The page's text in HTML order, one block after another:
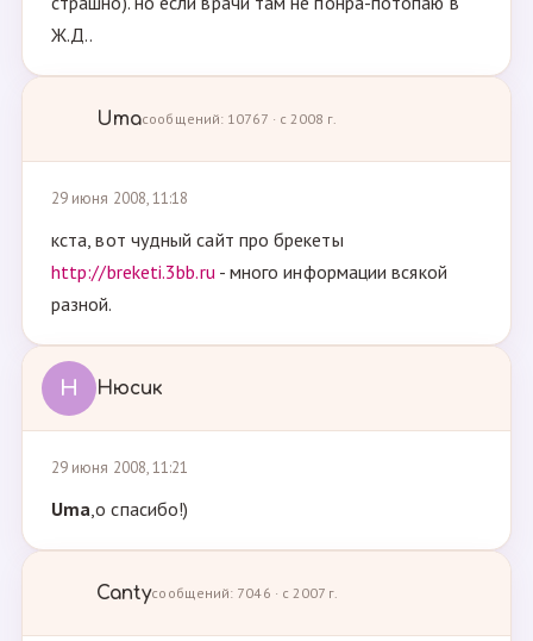
Ж.Д..
Umaсообщений: 10767 · с 2008 г.
29 июня 2008, 11:18
кста, вот чудный сайт про брекеты
http://breketi.3bb.ru- много информации всякой
разной.
Н Нюсик
29 июня 2008, 11:21
Uma,о спасибо!)
Cantyсообщений: 7046 · с 2007 г.